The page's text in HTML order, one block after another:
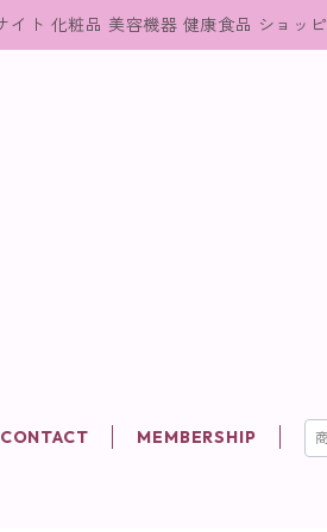
イト 化粧品 美容機器 健康食品 ショッ
CONTACT MEMBERSHIP